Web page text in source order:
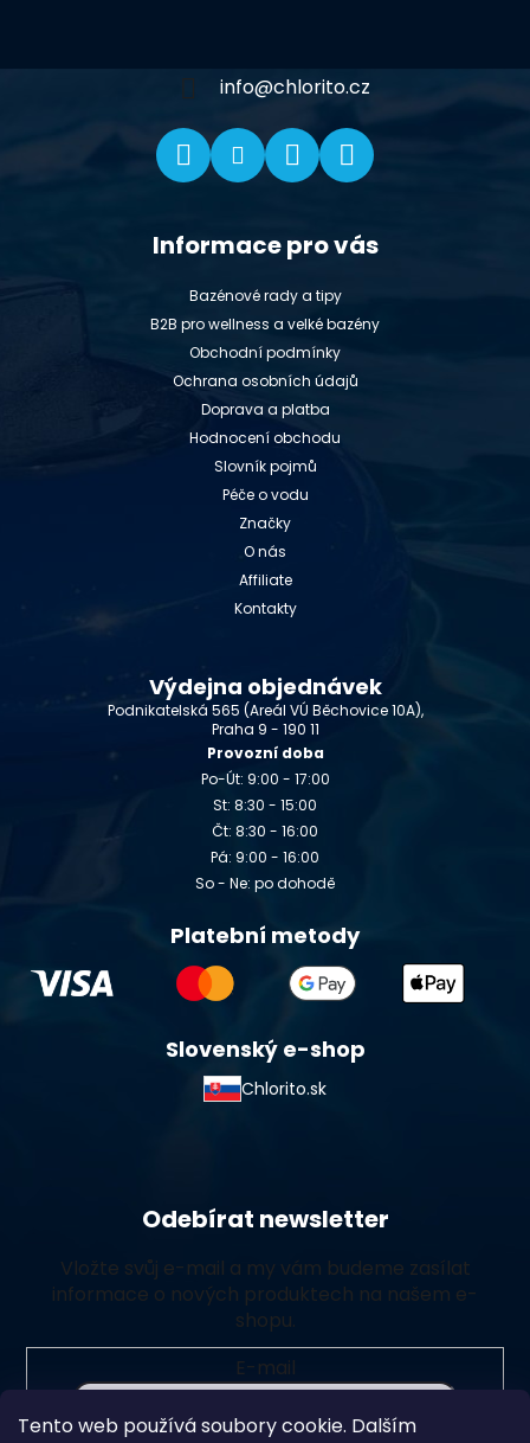
Tento web používá soubory cookie. Dalším
info@chlorito.cz
Informace pro vás
Bazénové rady a tipy
B2B pro wellness a velké bazény
Obchodní podmínky
Ochrana osobních údajů
Doprava a platba
Hodnocení obchodu
Slovník pojmů
Péče o vodu
Značky
O nás
Affiliate
Kontakty
Výdejna objednávek
Podnikatelská 565 (Areál VÚ Běchovice 10A),
Praha 9 - 190 11
Provozní doba
Po-Út: 9:00 - 17:00
St: 8:30 - 15:00
Čt: 8:30 - 16:00
Pá: 9:00 - 16:00
So - Ne: po dohodě
Platební metody
Slovenský e-shop
Chlorito.sk
Odebírat newsletter
Vložte svůj e-mail a my vám budeme zasílat
informace o nových produktech na našem e-
shopu.
E-mail
Vložením e-mailu souhlasíte spodmínkami ochrany